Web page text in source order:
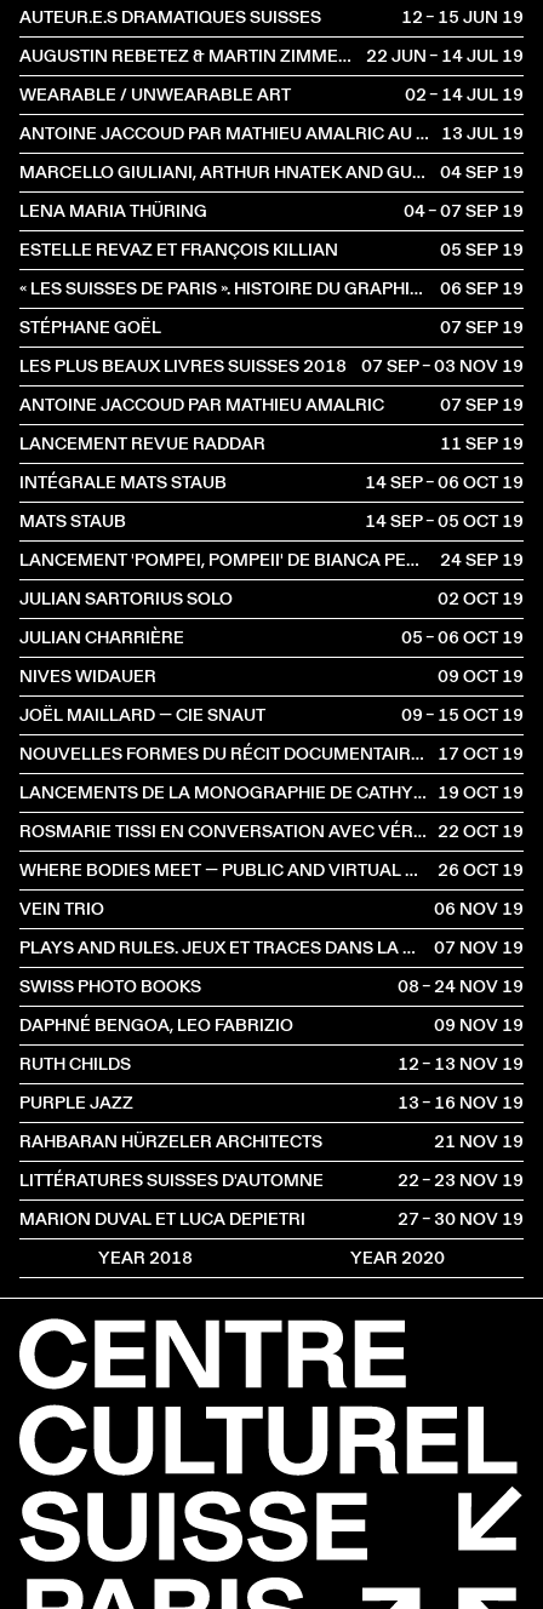
AUTEUR.E.S DRAMATIQUES SUISSES
12 – 15 JUN2019
AUGUSTIN REBETEZ & MARTIN ZIMMERMANN
22 JUN – 14 JUL2019
WEARABLE / UNWEARABLE ART
02 – 14 JUL2019
ANTOINE JACCOUD PAR MATHIEU AMALRIC AU FESTIVAL D'AVIGNON 13 JUL2019
MARCELLO GIULIANI, ARTHUR HNATEK AND GUESTS
04 SEP2019
LENA MARIA THÜRING
04 – 07 SEP2019
ESTELLE REVAZ ET FRANÇOIS KILLIAN
05 SEP2019
« LES SUISSES DE PARIS ». HISTOIRE DU GRAPHISME SUISSE À PARIS
06 SEP2019
STÉPHANE GOËL
07 SEP2019
LES PLUS BEAUX LIVRES SUISSES 2018
07 SEP – 03 NOV2019
ANTOINE JACCOUD PAR MATHIEU AMALRIC
07 SEP2019
LANCEMENT REVUE RADDAR
11 SEP2019
INTÉGRALE MATS STAUB
14 SEP – 06 OCT2019
MATS STAUB
14 SEP – 05 OCT2019
LANCEMENT 'POMPEI, POMPEII' DE BIANCA PEDRINA
24 SEP2019
JULIAN SARTORIUS SOLO
02 OCT2019
JULIAN CHARRIÈRE
05 – 06 OCT2019
NIVES WIDAUER
09 OCT2019
JOËL MAILLARD — CIE SNAUT
09 – 15 OCT2019
NOUVELLES FORMES DU RÉCIT DOCUMENTAIRE : RENCONTRE AVEC BLAISE HARRISON
17 OCT2019
LANCEMENTS DE LA MONOGRAPHIE DE CATHY JOSEFOWITZ PAR MOUSSE PUBLISHING ET DU MAGAZINE PROVENCE AW 19/20 19 OCT2019
ROSMARIE TISSI EN CONVERSATION AVEC VÉRONIQUE MARRIER 22 OCT2019
WHERE BODIES MEET — PUBLIC AND VIRTUAL SPACES
26 OCT2019
VEIN TRIO
06 NOV2019
PLAYS AND RULES. JEUX ET TRACES DANS LA PHOTOGRAPHIE
07 NOV2019
SWISS PHOTO BOOKS
08 – 24 NOV2019
DAPHNÉ BENGOA, LEO FABRIZIO
09 NOV2019
RUTH CHILDS
12 – 13 NOV2019
PURPLE JAZZ
13 – 16 NOV2019
RAHBARAN HÜRZELER ARCHITECTS
21 NOV2019
LITTÉRATURES SUISSES D'AUTOMNE
22 – 23 NOV2019
MARION DUVAL ET LUCA DEPIETRI
27 – 30 NOV2019
YEAR 2018
YEAR 2020